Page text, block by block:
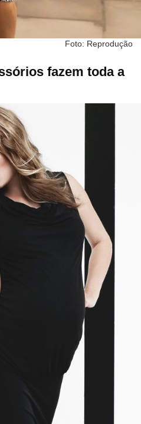
Foto: Reprodução
fazem toda a